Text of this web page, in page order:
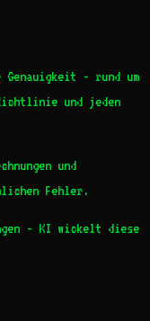
Genauigkeit - rund um
und jeden
und
Fehler.
- KI wickelt diese